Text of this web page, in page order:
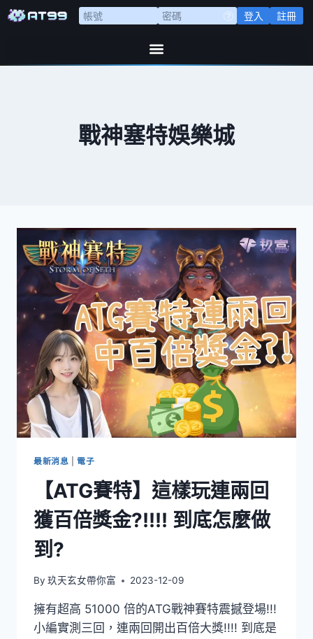
登入 註冊
戰神塞特娛樂城
最新消息 電子
【ATG賽特】這樣玩連兩回
獲百倍獎金?!!!! 到底怎麼做
到?
By 玖天玄女帶你富 2023-12-09
擁有超高 51000 倍的ATG戰神賽特震撼登場!!!
小編實測三回，連兩回開出百倍大獎!!!! 到底是